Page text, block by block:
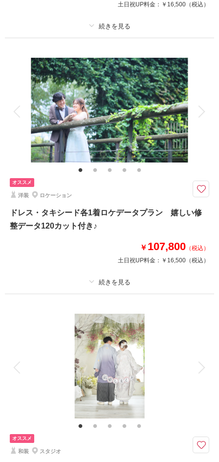
土日祝UP料金： ￥16,500 （税込）
撮影料 新婦衣装1着 新郎衣装1着
着付け ヘアメイク 小物一式
アルバム データ 40 カット 台紙付写真
衣装追加 会食 挙式
家族と撮影 家族用衣装レンタル ペットと撮影
夏の期間限定企画！撮影日当日に衣裳合わせ・撮影・お写真選びまで完結出
来ます♪お忙しい貴方にぴったりなプラン♪
7/13(月)～8/17(月)までの期間限定でお得なプランが登場☆ 忙しくて何度
も来店が難しい、でも素敵な写真を残したいおふたりに！ハツコエンドウ・
イサムモリタのブランドドレスが選べて、撮影データ40カット付！ご希望
でアルバムやカット数の追加もできます♪
相談予約する
オススメ
洋装 ロケーション
ドレス・タキシード各1着ロケデータプラン 嬉しい修
整データ120カット付き♪
￥ 107,800 （税込）
土日祝UP料金： ￥16,500 （税込）
新婦衣装1着
ヘアメイク
データ 120 カット
会食
家族用衣装レンタル
ここで撮影してみたい！というご希望もご相談ください♪
プラン内洋装各1着・ヘアメイク・着付け・撮影料・修整データ120カット
が付いたロケーションフォトプラン♪
このプランで撮影可能な撮影レポート
オススメ
和装 スタジオ